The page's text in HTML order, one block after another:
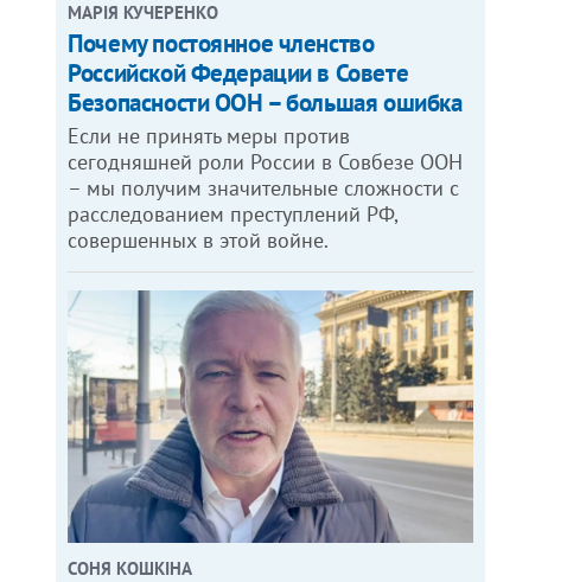
МАРІЯ КУЧЕРЕНКО
​Почему постоянное членство
Российской Федерации в Совете
Безопасности ООН – большая ошибка
Если не принять меры против
сегодняшней роли России в Совбезе ООН
– мы получим значительные сложности с
расследованием преступлений РФ,
совершенных в этой войне.
СОНЯ КОШКІНА